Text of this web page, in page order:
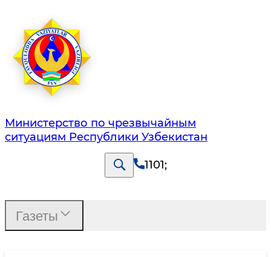
Министерство по чрезвычайным
ситуациям Республики Узбекистан
1101;
Газеты